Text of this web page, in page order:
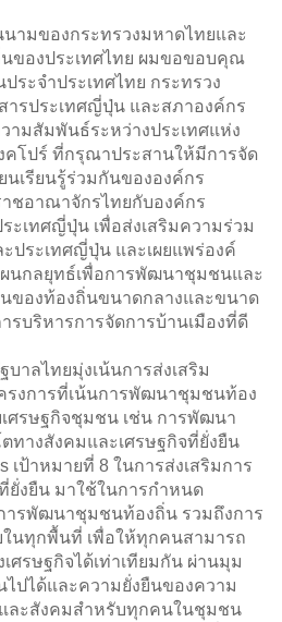
นามของกระทรวงมหาดไทยและ
ของประเทศไทย ผมขอขอบคุณ
ระจำประเทศไทย กระทรวง
ารประเทศญี่ปุ่น และสภาองค์กร
ามสัมพันธ์ระหว่างประเทศแห่ง
โปร์ ที่กรุณาประสานให้มีการจัด
เรียนรู้ร่วมกันขององค์กร
ชอาณาจักรไทยกับองค์กร
ะเทศญี่ปุ่น เพื่อส่งเสริมความร่วม
ประเทศญี่ปุ่น และเผยแพร่องค์
ผนกลยุทธ์เพื่อการพัฒนาชุมชนและ
ของท้องถิ่นขนาดกลางและขนาด
รบริหารการจัดการบ้านเมืองที่ดี
าลไทยมุ่งเน้นการส่งเสริม
รงการที่เน้นการพัฒนาชุมชนท้อง
ศรษฐกิจชุมชน เช่น การพัฒนา
ทางสังคมและเศรษฐกิจที่ยั่งยืน
เป้าหมายที่ 8 ในการส่งเสริมการ
ยั่งยืน มาใช้ในการกำหนด
ารพัฒนาชุมชนท้องถิ่น รวมถึงการ
นทุกพื้นที่ เพื่อให้ทุกคนสามารถ
ศรษฐกิจได้เท่าเทียมกัน ผ่านมุม
ไปได้และความยั่งยืนของความ
และสังคมสำหรับทุกคนในชุมชน